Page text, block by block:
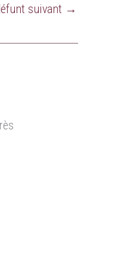
suivant →